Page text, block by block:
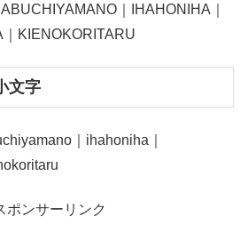
｜IHAHONIHA｜
KIENOKORITARU
文字
｜ihahoniha｜
ポンサーリンク